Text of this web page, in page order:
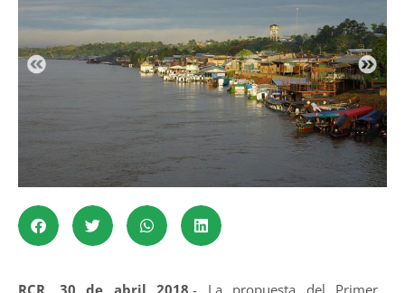
RCR, 30 de abril 2018.- La propuesta del Primer